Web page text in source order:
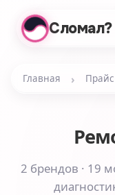
Сломал?
Главная › Прайс
2 брендов · 19